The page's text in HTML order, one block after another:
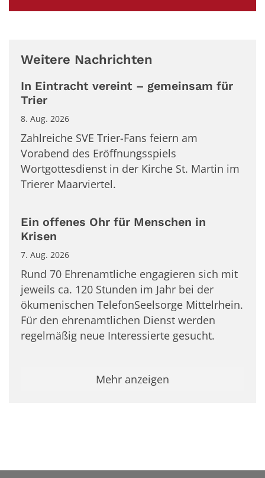
Weitere Nachrichten
In Eintracht vereint – gemeinsam für
Trier
8. Aug. 2026
Zahlreiche SVE Trier-Fans feiern am
Vorabend des Eröffnungsspiels
Wortgottesdienst in der Kirche St. Martin im
Trierer Maarviertel.
Ein offenes Ohr für Menschen in
Krisen
7. Aug. 2026
Rund 70 Ehrenamtliche engagieren sich mit
jeweils ca. 120 Stunden im Jahr bei der
ökumenischen TelefonSeelsorge Mittelrhein.
Für den ehrenamtlichen Dienst werden
regelmäßig neue Interessierte gesucht.
Mehr anzeigen